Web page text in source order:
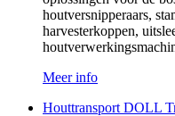
houtversnipperaars,
harvesterkoppen,
Meer info
Houttransport DOLL